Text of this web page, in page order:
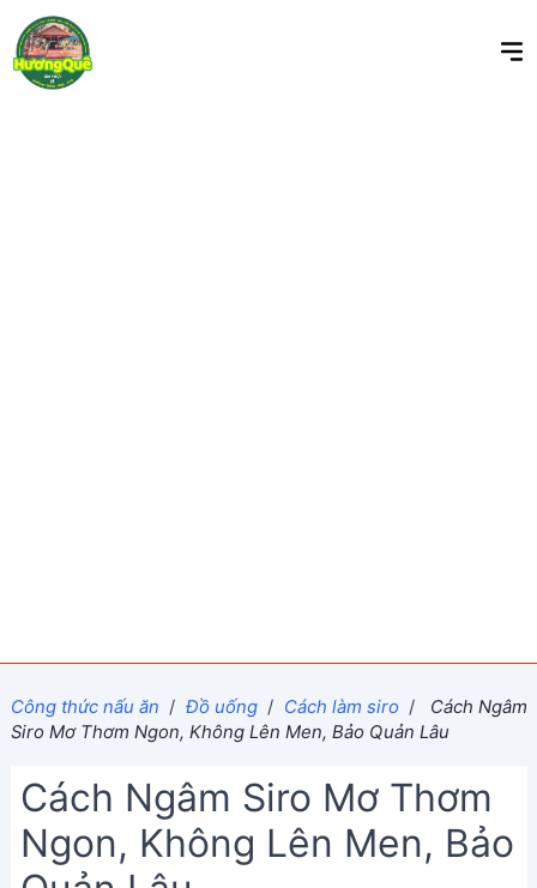
Công thức nấu ăn / Đồ uống / Cách làm siro /
Cách Ngâm
Siro Mơ Thơm Ngon, Không Lên Men, Bảo Quản Lâu
Cách Ngâm Siro Mơ Thơm
Ngon, Không Lên Men, Bảo